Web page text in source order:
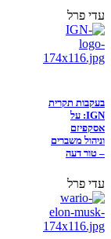
עדי פרל
בעקבות תקרית
IGN: על
אסקפיזם
וניהול משברים
– טור דעה
עדי פרל